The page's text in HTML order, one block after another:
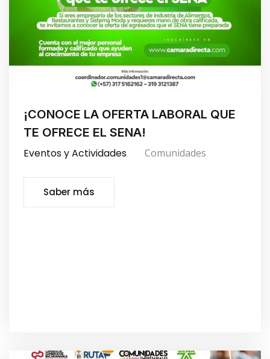
¡CONOCE LA OFERTA LABORAL QUE
TE OFRECE EL SENA!
Eventos y Actividades Comunidades
Saber más